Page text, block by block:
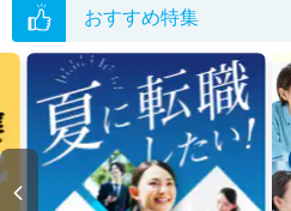
おすすめ特集